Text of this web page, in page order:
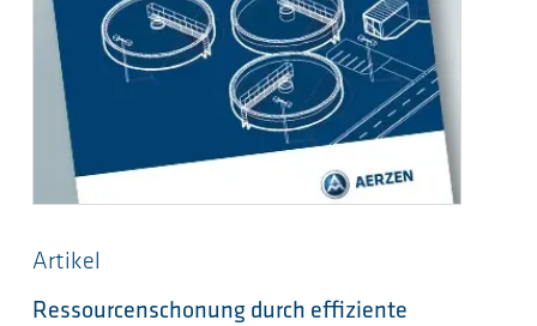
Artikel
Ressourcenschonung durch effiziente